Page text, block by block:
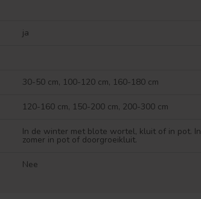
ja
30-50 cm, 100-120 cm, 160-180 cm
120-160 cm, 150-200 cm, 200-300 cm
In de winter met blote wortel, kluit of in pot. In
zomer in pot of doorgroeikluit.
Nee